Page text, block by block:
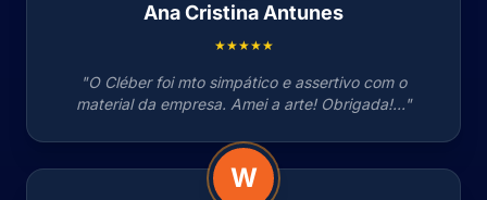
Ana Cristina Antunes
★★★★★
"O Cléber foi mto simpático e assertivo com o
material da empresa. Amei a arte! Obrigada!..."
W